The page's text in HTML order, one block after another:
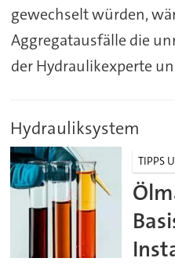
gewechselt würden,
Aggregatausfälle die
der Hydraulikexperte
Hydrauliksystem
TIPPS